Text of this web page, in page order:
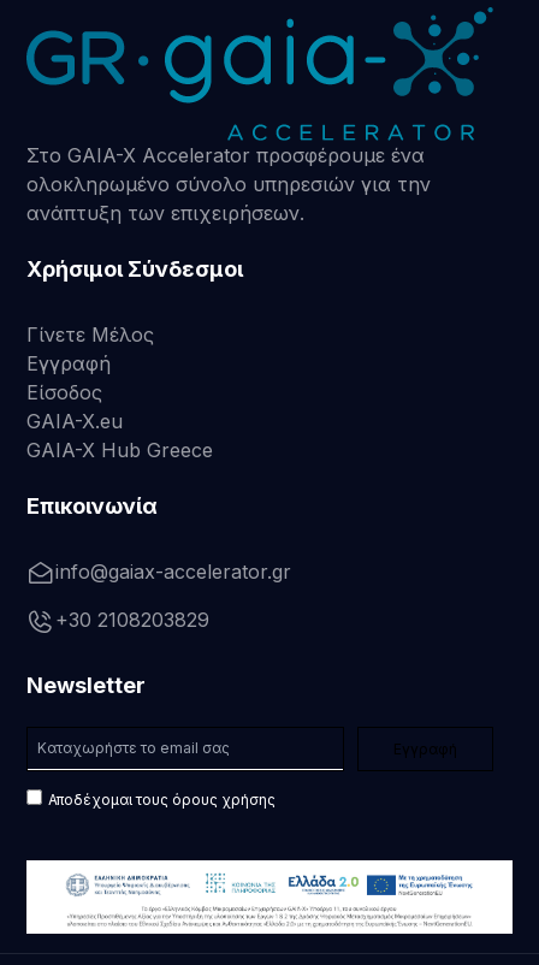
Στο GAIA-X Accelerator προσφέρουμε ένα
ολοκληρωμένο σύνολο υπηρεσιών για την
ανάπτυξη των επιχειρήσεων.
Χρήσιμοι Σύνδεσμοι
Γίνετε Μέλος
Εγγραφή
Είσοδος
GAIA-X.eu
GAIA-X Hub Greece
Επικοινωνία
info@gaiax-accelerator.gr
+30 2108203829
Newsletter
Αποδέχομαι τους όρους χρήσης